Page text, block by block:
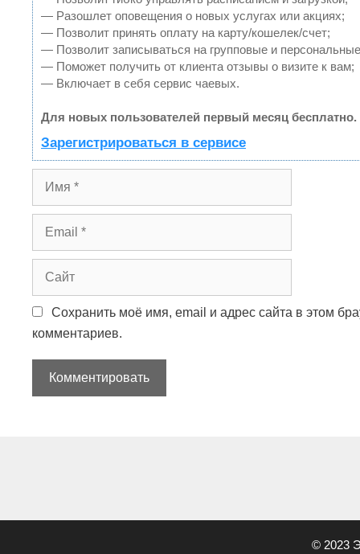
— Разошлет оповещения о новых услугах или акциях;
— Позволит принять оплату на карту/кошелек/счет;
— Позволит записываться на групповые и
— Поможет получить от клиента отзывы о визите к вам;
— Включает в себя сервис чаевых.
Для новых пользователей первый месяц бесплатно.
Зарегистрироваться в сервисе
я
a
l
й
т
Сохранить моё имя, email и адрес сайта в этом
комментариев.
© 2023